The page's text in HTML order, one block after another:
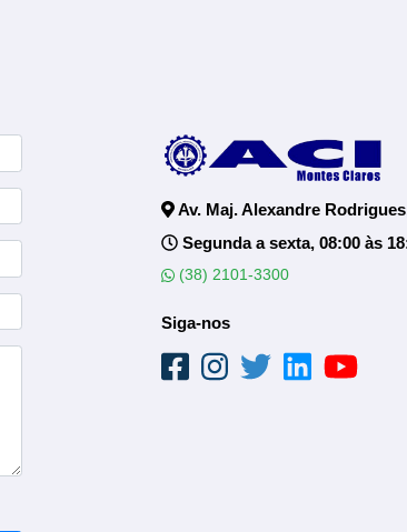
Av. Maj. Alexandre
Segunda a sexta, 08:00 às
(38) 2101-3300
Siga-nos